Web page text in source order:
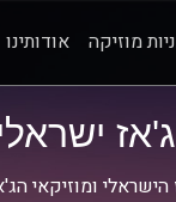
מוזיקה אודותינו
ג'אז
הישראלי ומוזיקאי